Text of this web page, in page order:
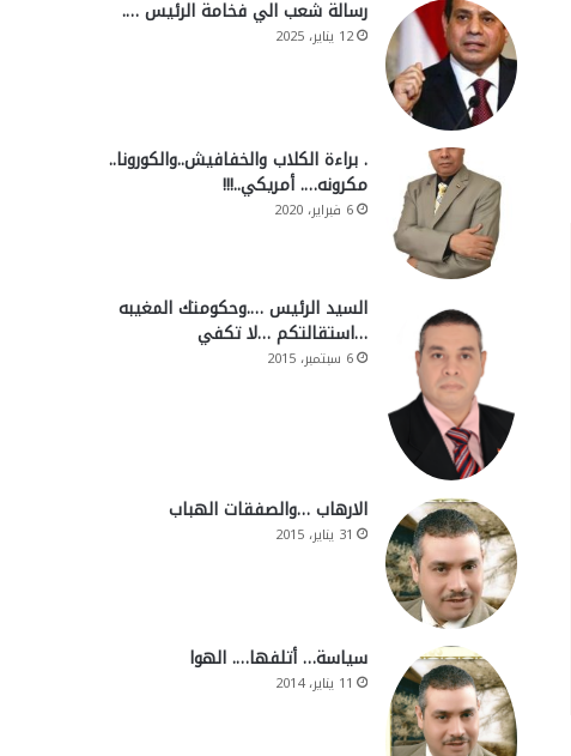
رسالة شعب الي فخامة الرئيس ….
12 يناير، 2025
. براءة الكلاب والخفافيش..والكورونا..
مكرونه…. أمريكي..!!!
6 فبراير، 2020
السيد الرئيس ….وحكومتك المغيبه
…استقالتكم …لا تكفي
6 سبتمبر، 2015
الارهاب …والصفقات الهباب
31 يناير، 2015
سياسة… أتلفها…. الهوا
11 يناير، 2014